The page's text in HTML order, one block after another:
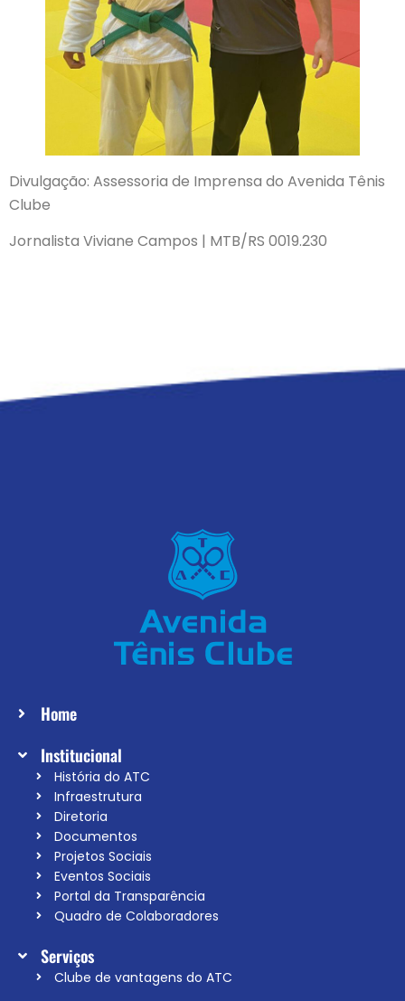
Divulgação: Assessoria de Imprensa do Avenida Tênis
Clube
Jornalista Viviane Campos | MTB/RS 0019.230
Home
Institucional
História do ATC
Infraestrutura
Diretoria
Documentos
Projetos Sociais
Eventos Sociais
Portal da Transparência
Quadro de Colaboradores
Serviços
Clube de vantagens do ATC